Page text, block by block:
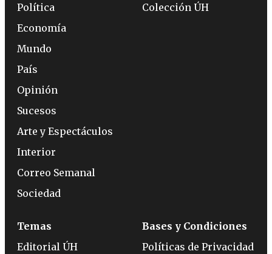
Política
Economía
Mundo
País
Opinión
Sucesos
Arte y Espectáculos
Interior
Correo Semanal
Sociedad
Colección ÚH
Temas
Editorial ÚH
Bases y Condiciones
Políticas de Privacidad